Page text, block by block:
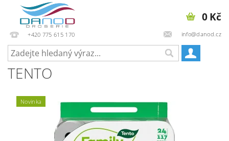
+420 775 615 170 info@danod.cz
0 Kč
TENTO
Novinka